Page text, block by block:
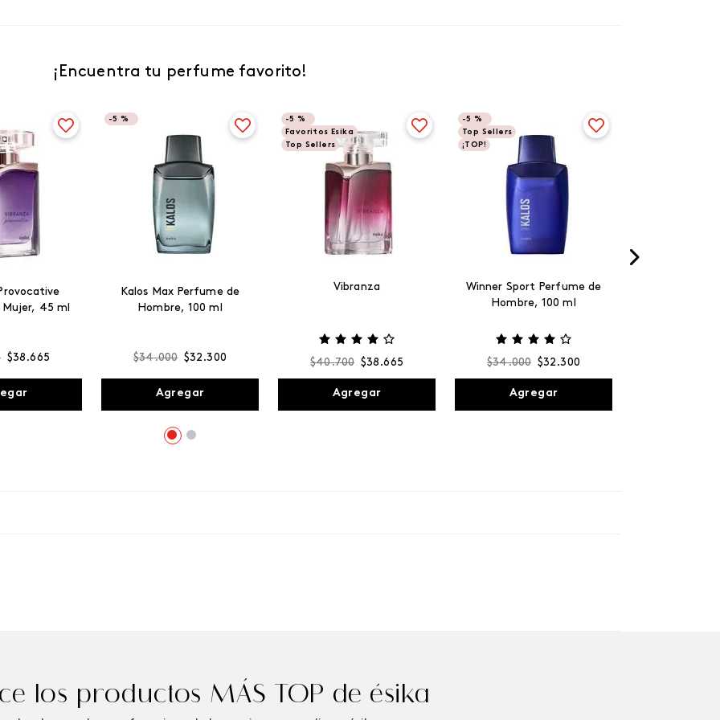
¡Encuentra tu perfume favorito!
45 ml
$38 .665
-5 %
Kalos Max Perfume de
Hombre, 100 ml
$34.000 $32 .300
Agregar
-5 %
Favoritos Esika
Top Sellers
Vibranza
$40.700 $38 .665
Agregar
-5 %
Top Sellers
¡TOP!
Winner Sport Perfume de
Hombre, 100 ml
$34.000 $32 .300
Agregar
los productos MÁS TOP de ésika